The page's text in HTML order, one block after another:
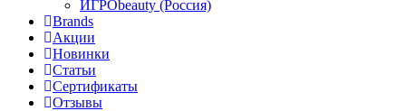
ИГРОbeauty (Россия)
Brands
Акции
Новинки
Статьи
Сертификаты
Отзывы